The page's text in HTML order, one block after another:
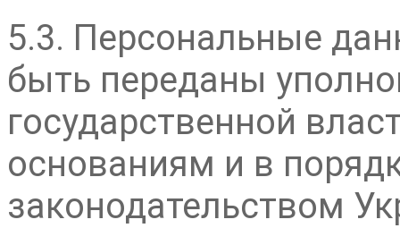
5.3. Персональные
быть переданы
государственной
основаниям и в
законодательством